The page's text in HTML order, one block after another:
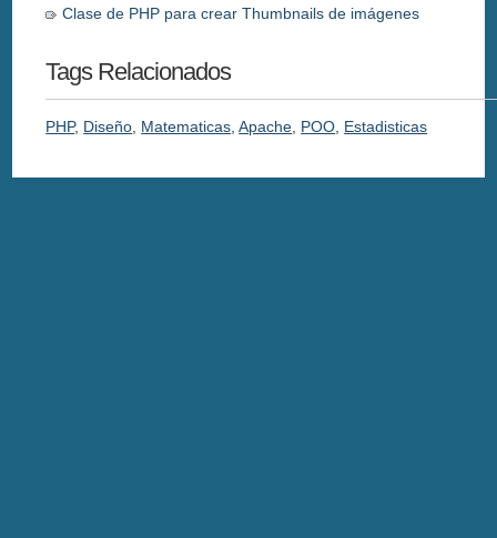
Clase de PHP para crear Thumbnails de imágenes
Tags Relacionados
PHP, Diseño, Matematicas,Apache, POO, Estadisticas